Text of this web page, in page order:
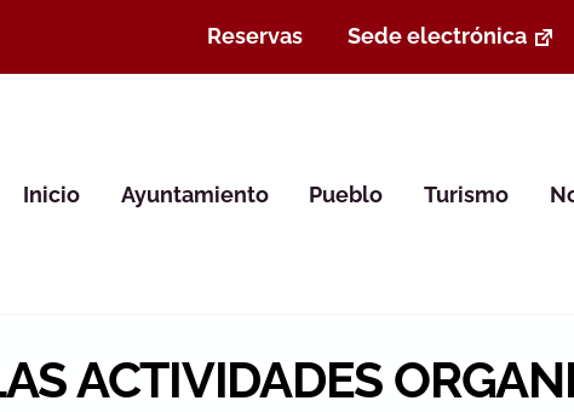
Reservas Sede electrónica
Inicio Ayuntamiento Pueblo Turismo
ACTIVIDADES